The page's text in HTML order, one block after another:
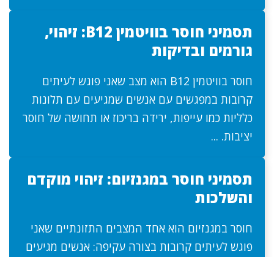
תסמיני חוסר בוויטמין B12: זיהוי,
גורמים ובדיקות
חוסר בוויטמין B12 הוא מצב שאני פוגש לעיתים
קרובות במפגשים עם אנשים שמגיעים עם תלונות
כלליות כמו עייפות, ירידה בריכוז או תחושה של חוסר
יציבות. ...
תסמיני חוסר במגנזיום: זיהוי מוקדם
והשלכות
חוסר במגנזיום הוא אחד המצבים התזונתיים שאני
פוגש לעיתים קרובות בצורה עקיפה: אנשים מגיעים